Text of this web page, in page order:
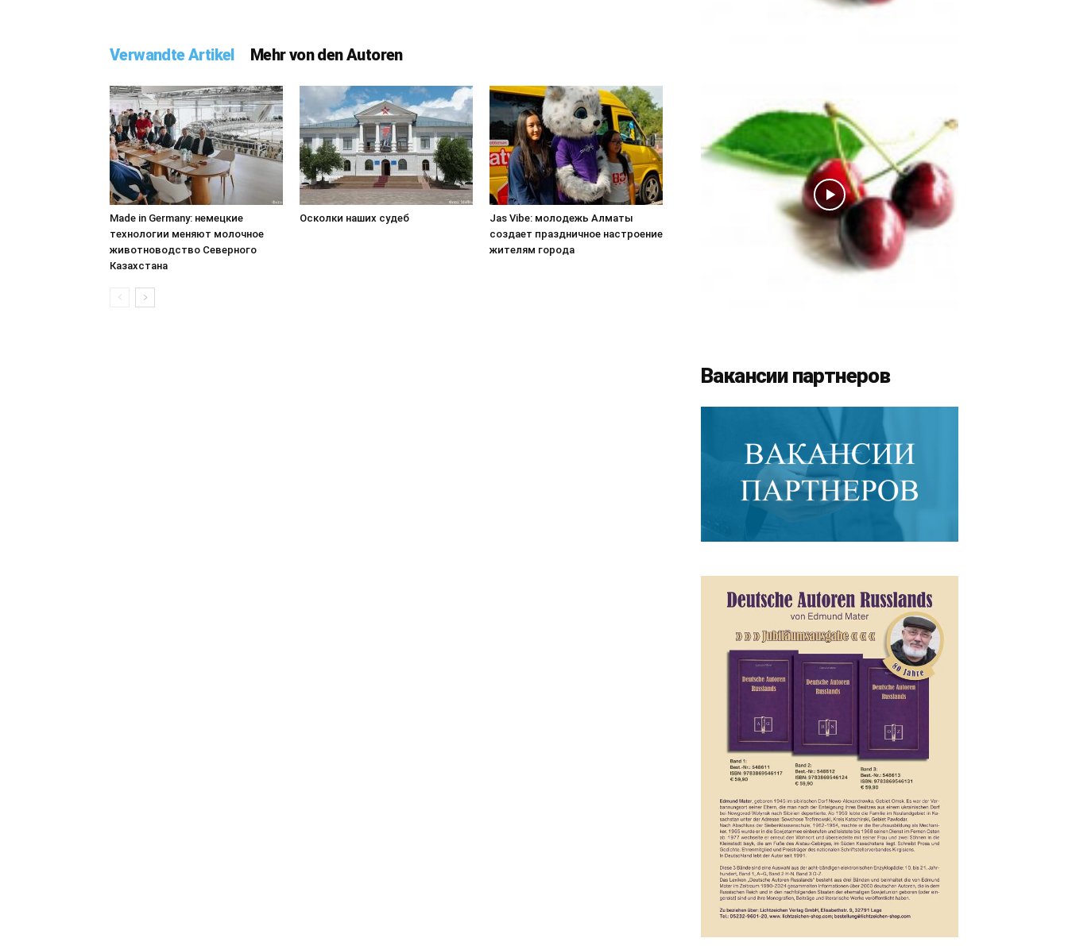
Verwandte Artikel Mehr von den Autoren
Made in Germany: немецкие
технологии меняют молочное
животноводство Северного
Казахстана
Осколки наших судеб
Jas Vibe: молодежь Алматы
создает праздничное настроение
жителям города
Вакансии партнеров